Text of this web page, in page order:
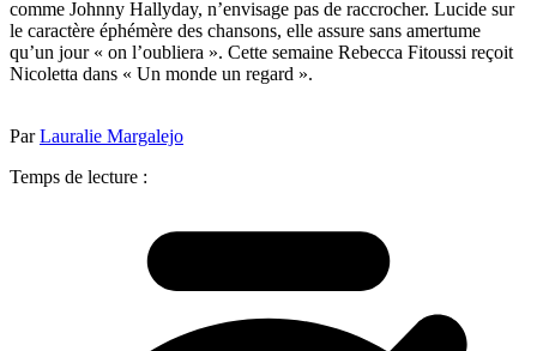
comme Johnny Hallyday, n’envisage pas de raccrocher. Lucide sur
le caractère éphémère des chansons, elle assure sans amertume
qu’un jour « on l’oubliera ». Cette semaine Rebecca Fitoussi reçoit
Nicoletta dans « Un monde un regard ».
ParLauralie Margalejo
Temps de lecture :